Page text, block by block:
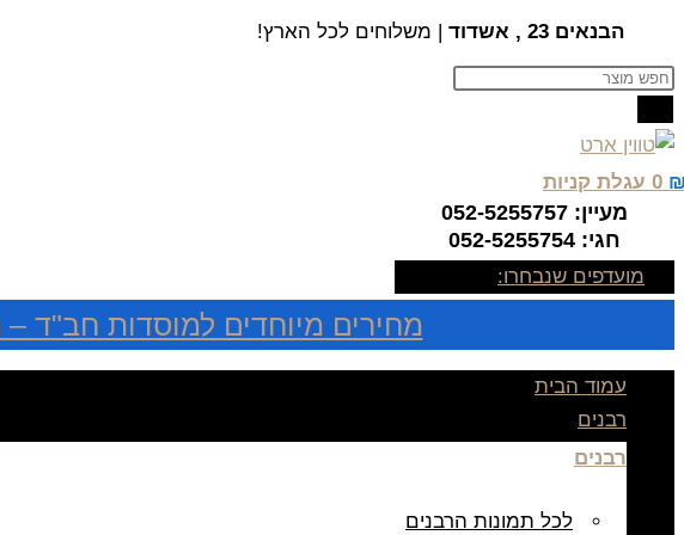
content
הבנאים 23 , אשדוד
| משלוחים לכל הארץ!
Products
0 עגלת קניות
מעיין: 052-5255757
חגי: 052-5255754
מועדפים שנבחרו:
מחירים מיוחדים למוסדות חב"ד
עמוד הבית
רבנים
רבנים
לכל תמונות הרבנים